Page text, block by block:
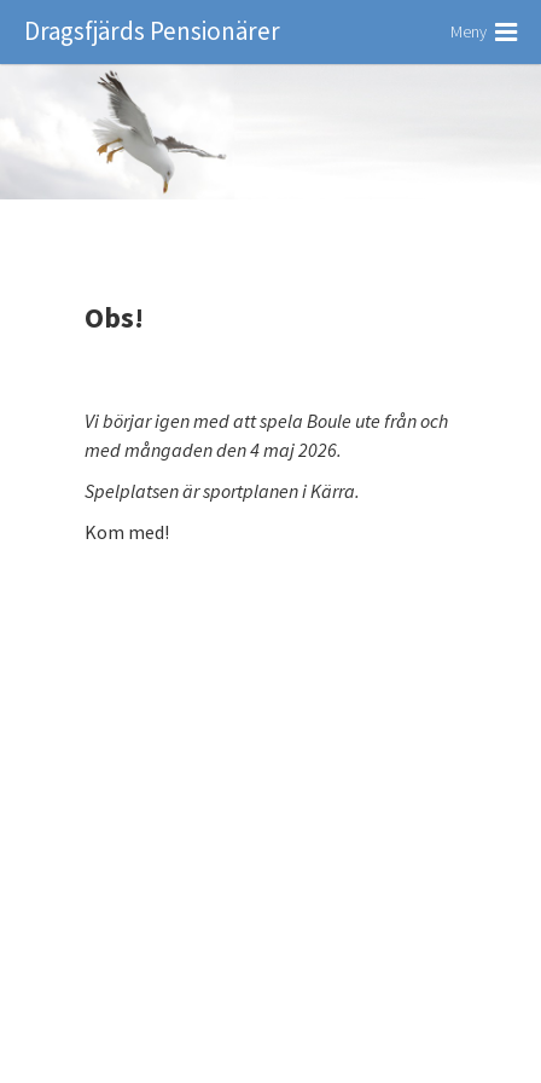
Dragsfjärds Pensionärer Meny
Obs!
Vi börjar igen med att spela Boule ute från och
med mångaden den 4 maj 2026.
Spelplatsen är sportplanen i Kärra.
Kom med!